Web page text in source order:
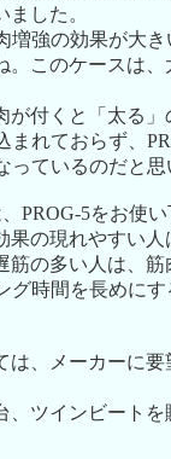
した。
増強の効果が大
。このケースは
付くと「太る
まれておらず、
っているのだと
PROG-5をお使
の現れやすい
の多い人は、
グ時間を長めに
は、メーカーに
、ツインビート